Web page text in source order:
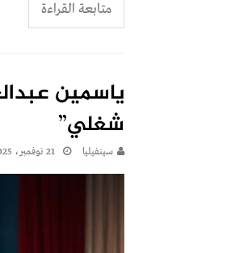
متابعة القراءة
ياسمين
شغلي”
سينفيليا 21 نوفمبر، 2025